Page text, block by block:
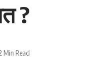
?
Min Read